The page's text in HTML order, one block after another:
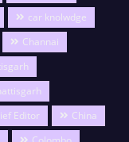
car knolwdge
Channai
Editor
China